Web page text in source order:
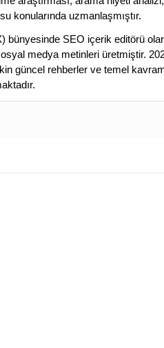
konularında uzmanlaşmıştır.
bünyesinde SEO içerik editörü
medya metinleri üretmiştir.
güncel rehberler ve temel